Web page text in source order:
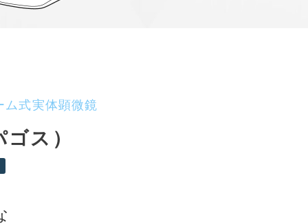
ム式実体顕微鏡
ス）